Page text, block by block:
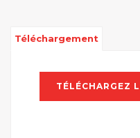
Téléchargement
TÉLÉCHARGEZ